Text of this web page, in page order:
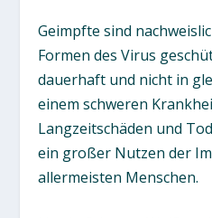
Geimpfte sind
Formen des Virus
dauerhaft und nicht in
einem schweren
Langzeitschäden und
ein großer Nutzen der
allermeisten Menschen.